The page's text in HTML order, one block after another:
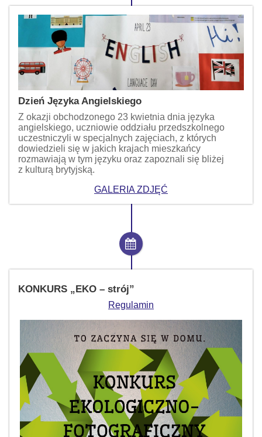
Dzień Języka Angielskiego
Z okazji obchodzonego 23 kwietnia dnia języka
angielskiego, uczniowie oddziału przedszkolnego
uczestniczyli w specjalnych zajęciach, z których
dowiedzieli się w jakich krajach mieszkańcy
rozmawiają w tym języku oraz zapoznali się bliżej
z kulturą brytyjską.
GALERIA ZDJĘĆ
KONKURS „EKO – strój”
Regulamin